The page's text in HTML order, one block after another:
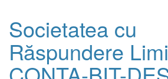
Societatea cu
Răspundere